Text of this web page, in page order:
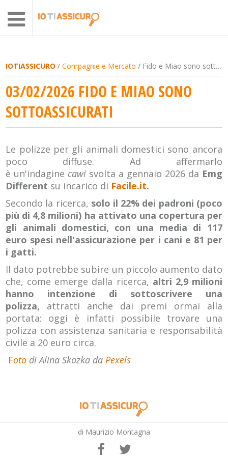
IOTIASSICURO /Compagnie e Mercato / Fido e Miao sono sottoassicurati
03/02/2026 FIDO E MIAO SONO
SOTTOASSICURATI
Le polizze per gli animali domestici sono ancora
poco diffuse. Ad affermarlo
è un'indagine cawi svolta a gennaio 2026 da Emg
Different su incarico di Facile.it.
Secondo la ricerca, solo il 22% dei padroni (poco
più di 4,8 milioni) ha attivato una copertura per
gli animali domestici, con una media di 117
euro spesi nell'assicurazione per i cani e 81 per
i gatti.
Il dato potrebbe subire un piccolo aumento dato
che, come emerge dalla ricerca, altri 2,9 milioni
hanno intenzione di sottoscrivere una
polizza, attratti anche dai premi ormai alla
portata: oggi è infatti possibile trovare una
polizza con assistenza sanitaria e responsabilità
civile a 20 euro circa.
Foto di Alina Skazka daPexels
di Maurizio Montagna